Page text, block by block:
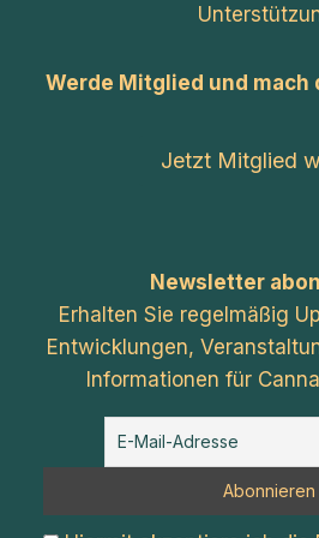
Werde Mitglied und mach
Jetzt Mitglied
Newsletter
Erhalten Sie regelmäßig
Entwicklungen,
Informationen für